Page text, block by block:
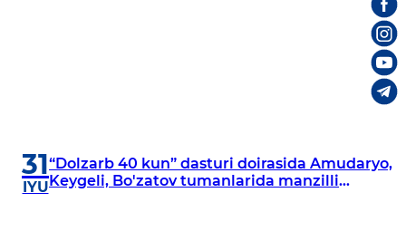
31
IYU
“Dolzarb 40 kun” dasturi doirasida Amudaryo,
Keygeli, Bo'zatov tumanlarida manzilli